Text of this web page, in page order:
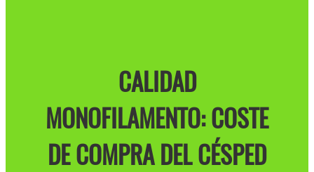
CALIDAD
MONOFILAMENTO: COSTE
DE COMPRA DEL CÉSPED